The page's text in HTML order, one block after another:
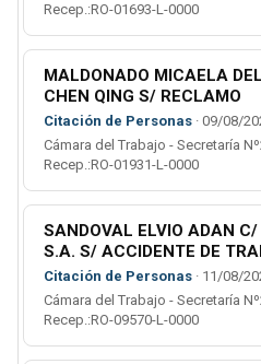
Recep.:RO-01693-L-0000
MALDONADO MICAELA
CHEN QING S/ RECLAMO
Citación de Personas · 09/08/
Cámara del Trabajo - Secretaría
Recep.:RO-01931-L-0000
SANDOVAL ELVIO ADAN
S.A. S/ ACCIDENTE DE
Citación de Personas · 11/08/
Cámara del Trabajo - Secretaría
Recep.:RO-09570-L-0000